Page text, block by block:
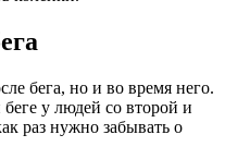
бега, но и во время него.
у людей со второй и
раз нужно забывать о